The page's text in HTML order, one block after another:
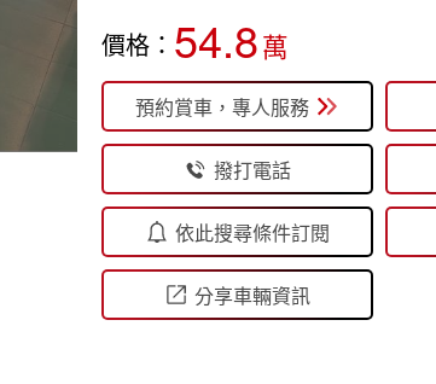
價格： 54.8萬
預約賞車，專人服務
撥打電話
依此搜尋條件訂閱
分享車輛資訊